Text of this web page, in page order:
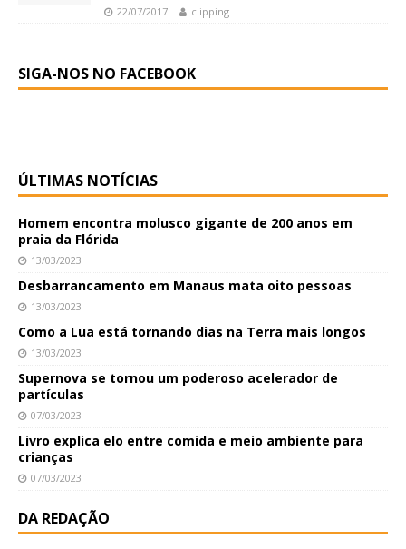
22/07/2017 clipping
SIGA-NOS NO FACEBOOK
ÚLTIMAS NOTÍCIAS
Homem encontra molusco gigante de 200 anos em
praia da Flórida
13/03/2023
Desbarrancamento em Manaus mata oito pessoas
13/03/2023
Como a Lua está tornando dias na Terra mais longos
13/03/2023
Supernova se tornou um poderoso acelerador de
partículas
07/03/2023
Livro explica elo entre comida e meio ambiente para
crianças
07/03/2023
DA REDAÇÃO